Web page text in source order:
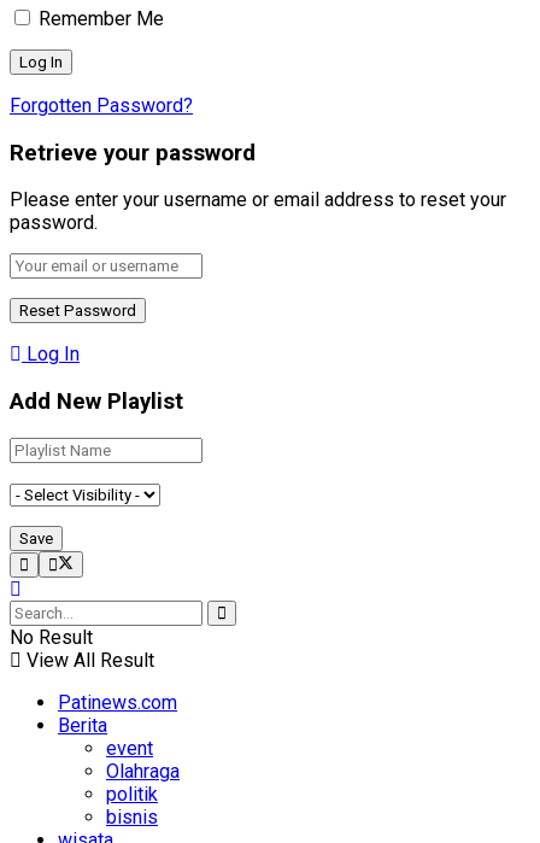
Remember Me
Forgotten Password?
Retrieve your password
Please enter your username or email address to reset your
password.
Log In
Add New Playlist
No Result
View All Result
Patinews.com
Berita
event
Olahraga
politik
bisnis